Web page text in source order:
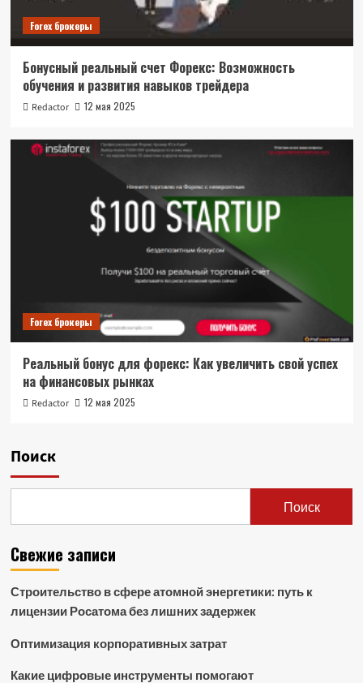
Forex брокеры
Бонусный реальный счет Форекс: Возможность
обучения и развития навыков трейдера
Redactor 12 мая 2025
Forex брокеры
Реальный бонус для форекс: Как увеличить свой успех
на финансовых рынках
Redactor 12 мая 2025
Поиск
Поиск
Свежие записи
Строительство в сфере атомной энергетики: путь к
лицензии Росатома без лишних задержек
Оптимизация корпоративных затрат
Какие цифровые инструменты помогают